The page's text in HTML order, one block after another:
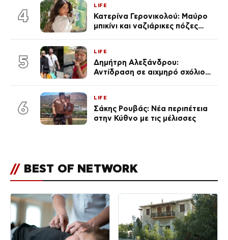
4
LIFE
Κατερίνα Γερονικολού: Μαύρο
μπικίνι και ναζιάρικες πόζες
5
LIFE
Δημήτρη Αλεξάνδρου:
Αντίδραση σε αιχμηρό σχόλιο
6
LIFE
Σάκης Ρουβάς: Νέα περιπέτεια
στην Κύθνο με τις μέλισσες
// BEST OF NETWORK